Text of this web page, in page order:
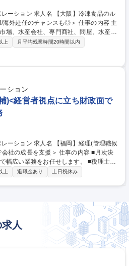
阪】冷凍食品のル
のチャンスも◎＞ 仕事の内容 主
場、水産会社、専門商社、問屋、水産加
業やルートセールスを中心に、お客様の
給していただきます。 当社は、日
に合弁エビトロール会社を保有してお
、マレーシアなどの海外提携工場や国内
・冷凍魚介類・冷凍食品を仕入れ、各取
品を中心としたラインアップを展開して
供給することで信頼関係を築き、長期的
がいのある仕事です。 募集職種
食品営業経験者歓迎!/海外赴任のチャン
上
月平均残業時間20時間以内
ション
)<経営者視点に立ち財政面で
岡】経理(管理職候
支援＞ 仕事の内容 ■月次決
幅広い業務をお任せします。 ■税理士や
関連対応も行います。 【詳細】法
ョナルを目指せます。 募集職種
者視点に立ち財政面で会社の成長を支援
上 退職金あり 土日祝休み
人